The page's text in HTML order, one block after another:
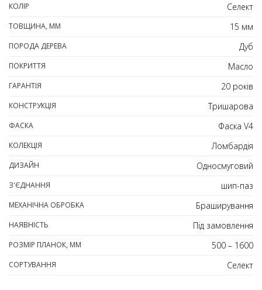
КОЛІР Селект
ТОВЩИНА, ММ 15 мм
ПОРОДА ДЕРЕВА Дуб
ПОКРИТТЯ Масло
ГАРАНТІЯ 20 років
КОНСТРУКЦІЯ Тришарова
ФАСКА Фаска V4
КОЛЕКЦІЯ Ломбардія
ДИЗАЙН Односмуговий
З'ЄДНАННЯ шип-паз
МЕХАНІЧНА ОБРОБКА Браширування
НАЯВНІСТЬ Під замовлення
РОЗМІР ПЛАНОК, ММ 500 – 1600
СОРТУВАННЯ Селект